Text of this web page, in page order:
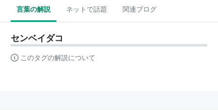
言葉の解説 ネットで話題 関連ブログ
センベイダコ
このタグの解説について